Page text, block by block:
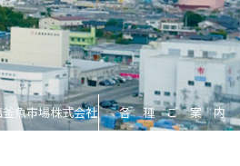
魚市場株式会社 各 種 ご 案 内